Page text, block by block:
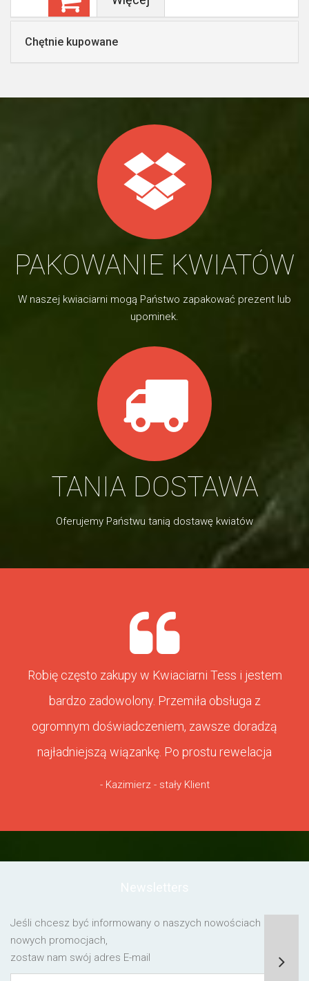
Chętnie kupowane
PAKOWANIE KWIATÓW
W naszej kwiaciarni mogą Państwo zapakować prezent lub
upominek.
TANIA DOSTAWA
Oferujemy Państwu tanią dostawę kwiatów
Robię często zakupy w Kwiaciarni Tess i jestem
bardzo zadowolony. Przemiła obsługa z
ogromnym doświadczeniem, zawsze doradzą
najładniejszą wiązankę. Po prostu rewelacja
- Kazimierz - stały Klient
Jeśli chcesz być informowany o naszych nowościach lub o
nowych promocjach,
zostaw nam swój adres E-mail